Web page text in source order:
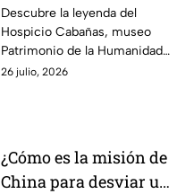
leyenda que esconde el
museo patrimonio de la
humanidad en México
Descubre la leyenda del
Hospicio Cabañas, museo
Patrimonio de la Humanidad
en Jalisco, donde un antiguo
26 julio, 2026
¿Cómo es la misión de
China para desviar un